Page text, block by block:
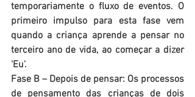
temporariamente o fluxo de eventos. O
primeiro impulso para esta fase vem
quando a criança aprende a pensar no
terceiro ano de vida, ao começar a dizer
'Eu'.
Fase B – Depois de pensar: Os processos
de pensamento das crianças de dois